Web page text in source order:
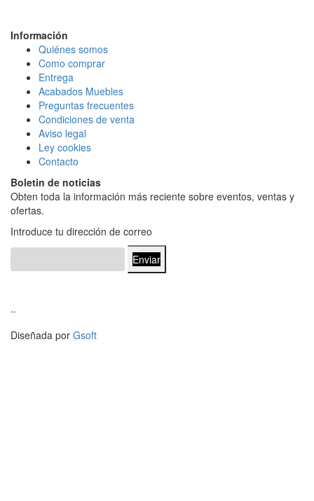
Información
Quiénes somos
Como comprar
Entrega
Acabados Muebles
Preguntas frecuentes
Condiciones de venta
Aviso legal
Ley cookies
Contacto
Boletin de noticias
Obten toda la información más reciente sobre eventos, ventas y
ofertas.
Introduce tu dirección de correo
Enviar
..
Diseñada por Gsoft